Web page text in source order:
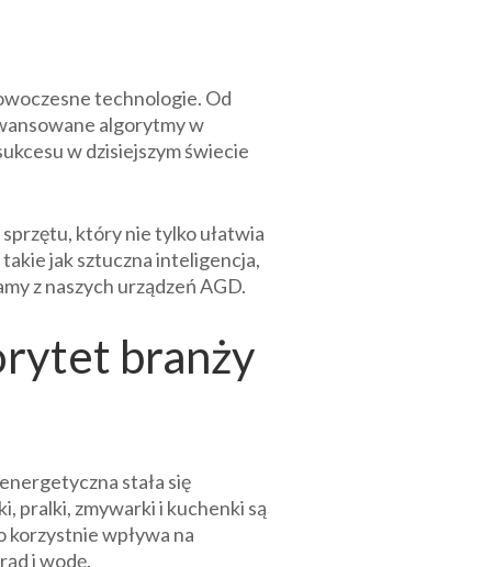
technologie. Od
algorytmy w
w dzisiejszym świecie
który nie tylko ułatwia
jak sztuczna inteligencja,
z naszych urządzeń AGD.
branży
stała się
pralki, zmywarki i kuchenki są
korzystnie wpływa na
i wodę.